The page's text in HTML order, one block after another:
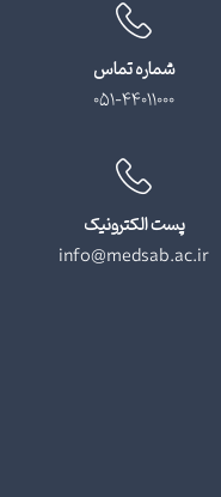
شماره تماس
051-44011000
پست الکترونیک
info@medsab.ac.ir